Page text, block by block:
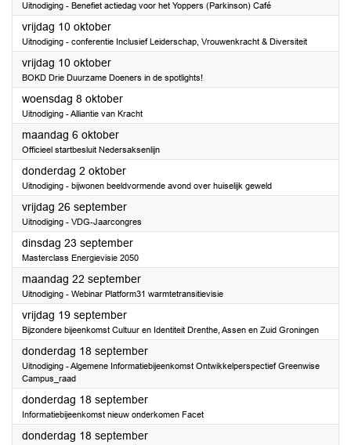
Uitnodiging - Benefiet actiedag voor het Yoppers (Parkinson) Café
vrijdag 10 oktober2025
Uitnodiging - conferentie Inclusief Leiderschap, Vrouwenkracht & Diversiteit
vrijdag 10 oktober2025
BOKD Drie Duurzame Doeners in de spotlights!
woensdag 8 oktober2025
Uitnodiging - Alliantie van Kracht
maandag 6 oktober2025
Officieel startbesluit Nedersaksenlijn
donderdag 2 oktober2025
Uitnodiging - bijwonen beeldvormende avond over huiselijk geweld
vrijdag 26 september2025
Uitnodiging - VDG-Jaarcongres
dinsdag 23 september2025
Masterclass Energievisie 2050
maandag 22 september2025
Uitnodiging - Webinar Platform31 warmtetransitievisie
vrijdag 19 september2025
Bijzondere bijeenkomst Cultuur en Identiteit Drenthe, Assen en Zuid Groningen
donderdag 18 september2025
Uitnodiging - Algemene Informatiebijeenkomst Ontwikkelperspectief Greenwise
Campus_raad
donderdag 18 september2025
Informatiebijeenkomst nieuw onderkomen Facet
donderdag 18 september2025